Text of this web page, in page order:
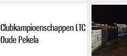
Clubkampioenschappen LTC
Oude Pekela